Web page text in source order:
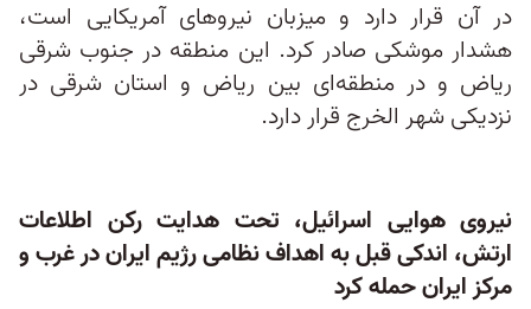
در آن قرار دارد و میزبان نیروهای آمریکایی است،
هشدار موشکی صادر کرد. این منطقه در جنوب شرقی
ریاض و در منطقه‌ای بین ریاض و استان شرقی در
نزدیکی شهر الخرج قرار دارد.
نیروی هوایی اسرائیل، تحت هدایت رکن اطلاعات
ارتش، اندکی قبل به اهداف نظامی رژیم ایران در غرب و
مرکز ایران حمله کرد